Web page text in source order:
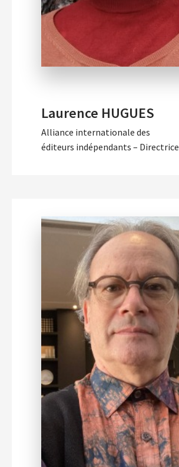
Laurence HUGUES
Alliance internationale des
éditeurs indépendants – Directrice